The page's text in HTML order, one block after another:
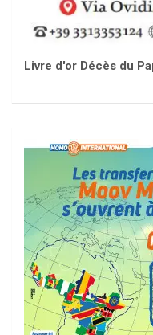
Livre d'or Décès du